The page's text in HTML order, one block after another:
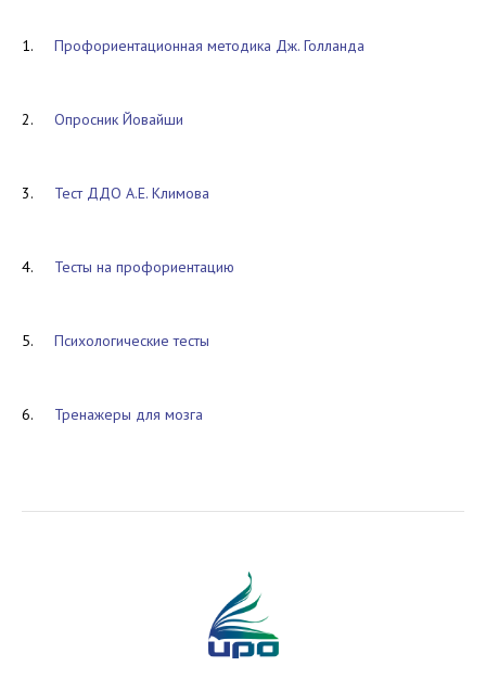
1. Профориентационная методика Дж. Голланда
2. Опросник Йовайши
3. Тест ДДО А.Е. Климова
4. Тесты на профориентацию
5. Психологические тесты
6. Тренажеры для мозга